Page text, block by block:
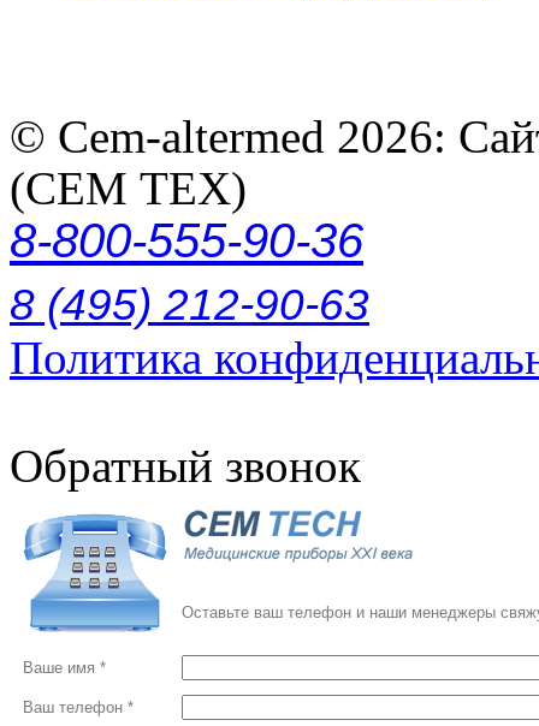
© Cem-altermed 2026:
(СЕМ ТЕХ)
8-800-555-90-36
8 (495) 212-90-63
Политика
Обратный звонок
Оставьте ваш телефон и наши менеджеры
Ваше имя *
Ваш телефон *